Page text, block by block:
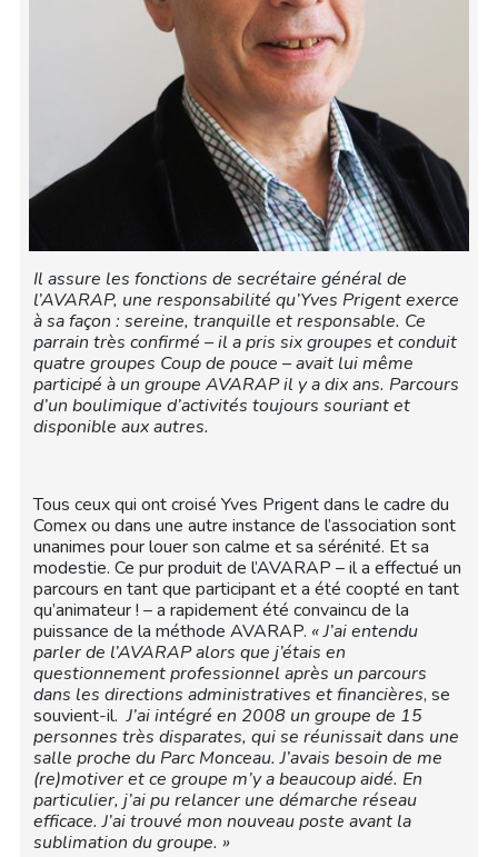
Il assure les fonctions de secrétaire général de
l’AVARAP, une responsabilité qu’Yves Prigent exerce
à sa façon : sereine, tranquille et responsable. Ce
parrain très confirmé – il a pris six groupes et conduit
quatre groupes Coup de pouce – avait lui même
participé à un groupe AVARAP il y a dix ans. Parcours
d’un boulimique d’activités toujours souriant et
disponible aux autres.
Tous ceux qui ont croisé Yves Prigent dans le cadre du
Comex ou dans une autre instance de l’association sont
unanimes pour louer son calme et sa sérénité. Et sa
modestie. Ce pur produit de l’AVARAP – il a effectué un
parcours en tant que participant et a été coopté en tant
qu’animateur ! – a rapidement été convaincu de la
puissance de la méthode AVARAP. « J’ai entendu
parler de l’AVARAP alors que j’étais en
questionnement professionnel après un parcours
dans les directions administratives et financières, se
souvient-il.J’ai intégré en 2008 un groupe de 15
personnes très disparates, qui se réunissait dans une
salle proche du Parc Monceau. J’avais besoin de me
(re)motiver et ce groupe m’y a beaucoup aidé. En
particulier, j’ai pu relancer une démarche réseau
efficace. J’ai trouvé mon nouveau poste avant la
sublimation du groupe. »